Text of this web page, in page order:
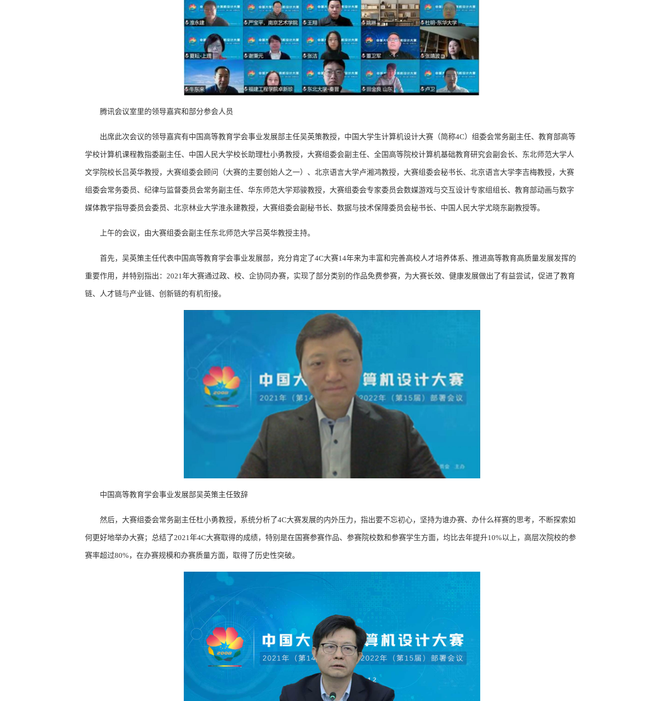
腾讯会议室里的领导嘉宾和部分参会人员
出席此次会议的领导嘉宾有中国高等教育学会事业发展部主任吴英策教授，中国大学生计算机设计大赛（简称4C）组委会常务副主任、教育部高等
学校计算机课程教指委副主任、中国人民大学校长助理杜小勇教授，大赛组委会副主任、全国高等院校计算机基础教育研究会副会长、东北师范大学人
文学院校长吕英华教授，大赛组委会顾问（大赛的主要创始人之一）、北京语言大学卢湘鸿教授，大赛组委会秘书长、北京语言大学李吉梅教授，大赛
组委会常务委员、纪律与监督委员会常务副主任、华东师范大学郑骏教授，大赛组委会专家委员会数媒游戏与交互设计专家组组长、教育部动画与数字
媒体教学指导委员会委员、北京林业大学淮永建教授，大赛组委会副秘书长、数据与技术保障委员会秘书长、中国人民大学尤晓东副教授等。
上午的会议，由大赛组委会副主任东北师范大学吕英华教授主持。
首先，吴英策主任代表中国高等教育学会事业发展部，充分肯定了4C大赛14年来为丰富和完善高校人才培养体系、推进高等教育高质量发展发挥的
重要作用，并特别指出：2021年大赛通过政、校、企协同办赛，实现了部分类别的作品免费参赛，为大赛长效、健康发展做出了有益尝试，促进了教育
链、人才链与产业链、创新链的有机衔接。
中国高等教育学会事业发展部吴英策主任致辞
然后，大赛组委会常务副主任杜小勇教授，系统分析了4C大赛发展的内外压力，指出要不忘初心，坚持为谁办赛、办什么样赛的思考，不断探索如
何更好地举办大赛；总结了2021年4C大赛取得的成绩，特别是在国赛参赛作品、参赛院校数和参赛学生方面，均比去年提升10%以上，高层次院校的参
赛率超过80%，在办赛规模和办赛质量方面，取得了历史性突破。